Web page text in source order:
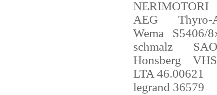
NERIMOTORI
AEG
Thyro-
Wema
S5406/
schmalz
Honsberg
LTA 46.00621
legrand 36579